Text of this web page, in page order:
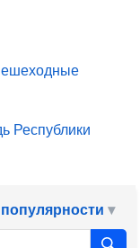
Республики